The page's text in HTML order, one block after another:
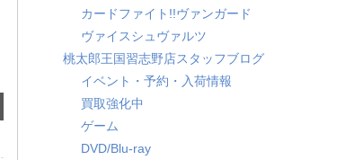
カードファイト!!ヴァンガード
ヴァイスシュヴァルツ
桃太郎王国習志野店スタッフブログ
イベント・予約・入荷情報
買取強化中
ゲーム
DVD/Blu-ray